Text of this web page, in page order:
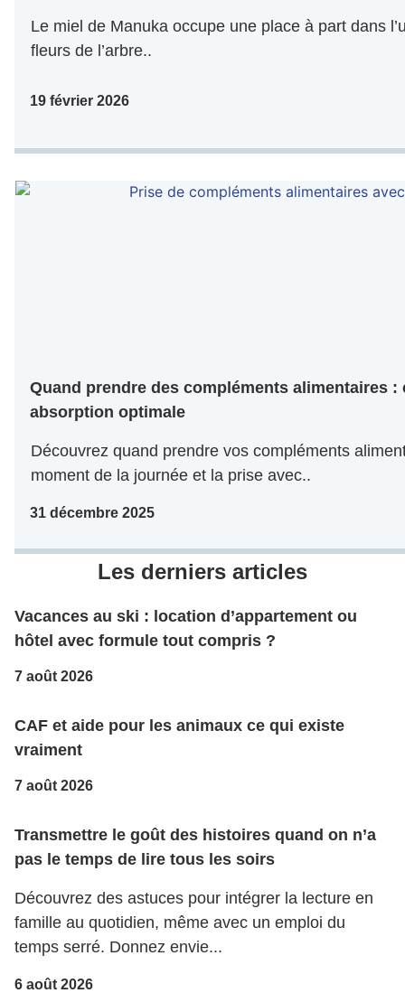
Le miel de Manuka occupe une place à part dans
fleurs de l’arbre..
19 février 2026
Quand prendre des compléments alimentaires
absorption optimale
Découvrez quand prendre vos compléments
moment de la journée et la prise avec..
31 décembre 2025
Les derniers articles
Vacances au ski : location d’appartement ou
hôtel avec formule tout compris ?
7 août 2026
CAF et aide pour les animaux ce qui existe
vraiment
7 août 2026
Transmettre le goût des histoires quand on n’a
pas le temps de lire tous les soirs
Découvrez des astuces pour intégrer la lecture en
famille au quotidien, même avec un emploi du
temps serré. Donnez envie...
6 août 2026